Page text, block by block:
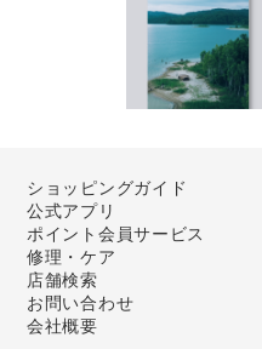
ショッピングガイド
公式アプリ
ポイント会員サービス
修理・ケア
店舗検索
お問い合わせ
会社概要